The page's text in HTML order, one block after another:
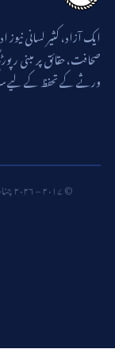
صحافت، حقائق پر مبنی
ورثے کے تحفظ کے لیے